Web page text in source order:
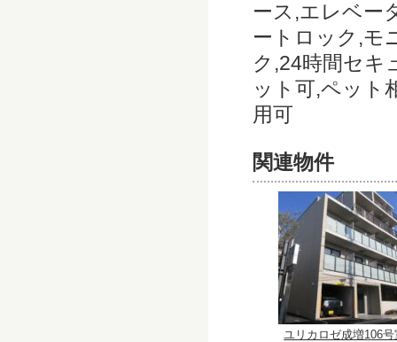
ース,エレベー
ートロック,モ
ク,24時間セキ
ット可,ペット
用可
関連物件
ユリカロゼ成増106号